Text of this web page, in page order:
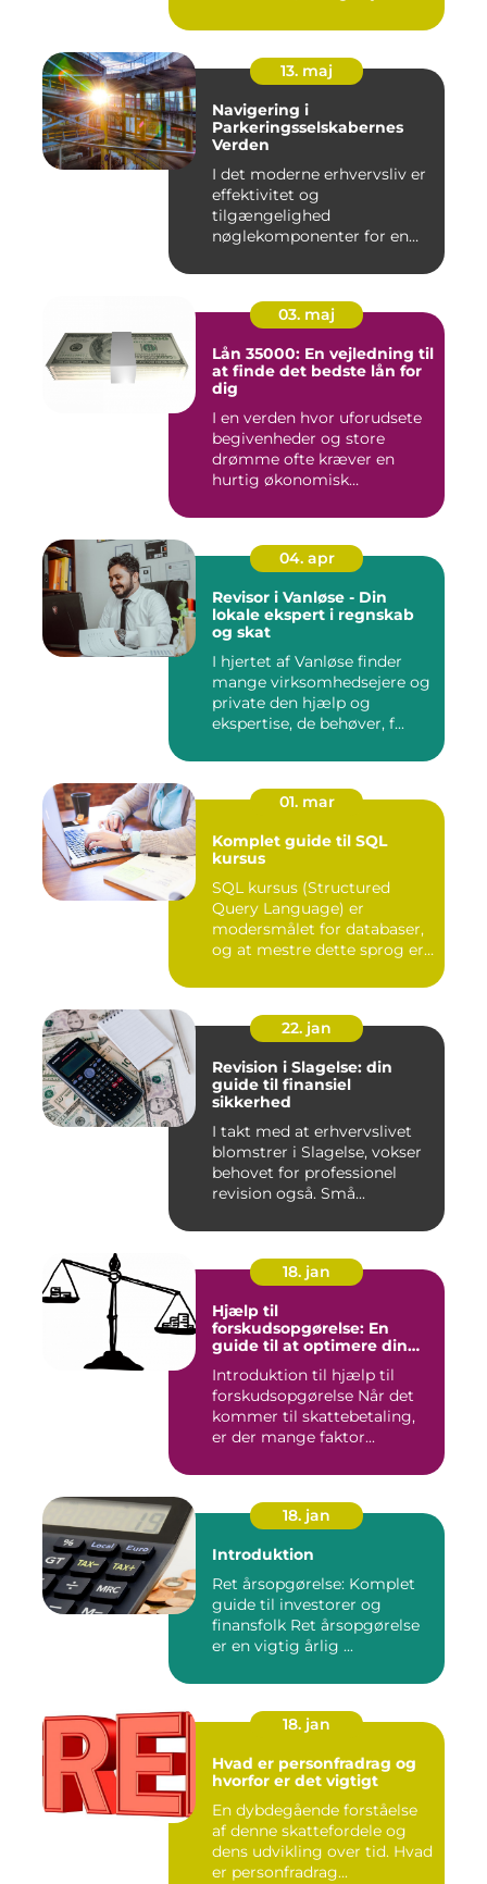
13. maj
Navigering i
Parkeringsselskabernes
Verden
I det moderne erhvervsliv er
effektivitet og
tilgængelighed
nøglekomponenter for en
03. maj
Lån 35000: En vejledning til
at finde det bedste lån for
dig
I en verden hvor uforudsete
begivenheder og store
drømme ofte kræver en
hurtig økonomisk
04. apr
Revisor i Vanløse - Din
lokale ekspert i regnskab
og skat
I hjertet af Vanløse finder
mange virksomhedsejere og
private den hjælp og
ekspertise, de behøver, f...
01. mar
Komplet guide til SQL
kursus
SQL kursus (Structured
Query Language) er
modersmålet for databaser,
og at mestre dette sprog er
22. jan
Revision i Slagelse: din
guide til finansiel
sikkerhed
I takt med at erhvervslivet
blomstrer i Slagelse, vokser
behovet for professionel
revision også. Små...
18. jan
Hjælp til
forskudsopgørelse: En
guide til at optimere din
Introduktion til hjælp til
forskudsopgørelse Når det
kommer til skattebetaling,
er der mange faktor...
18. jan
Introduktion
Ret årsopgørelse: Komplet
guide til investorer og
finansfolk Ret årsopgørelse
er en vigtig årlig ...
18. jan
Hvad er personfradrag og
hvorfor er det vigtigt
En dybdegående forståelse
af denne skattefordele og
dens udvikling over tid. Hvad
er personfradrag...